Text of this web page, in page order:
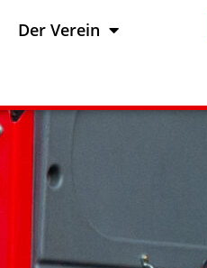
Der Verein